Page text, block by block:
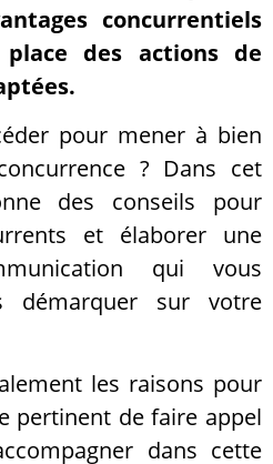
concurrentiels
des actions de
pour mener à bien
? Dans cet
des conseils pour
et élaborer une
qui vous
démarquer sur votre
les raisons pour
pertinent de faire appel
dans cette